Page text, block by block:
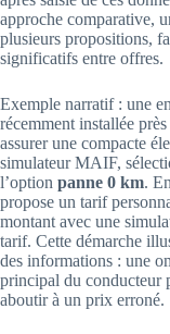
approche comparative,
plusieurs propositions,
significatifs entre offres.
Exemple narratif : une
récemment installée
assurer une compacte
simulateur MAIF,
l’option panne 0 km.
propose un tarif
montant avec une
tarif. Cette démarche
des informations : une
principal du conducteur
aboutir à un prix erroné.